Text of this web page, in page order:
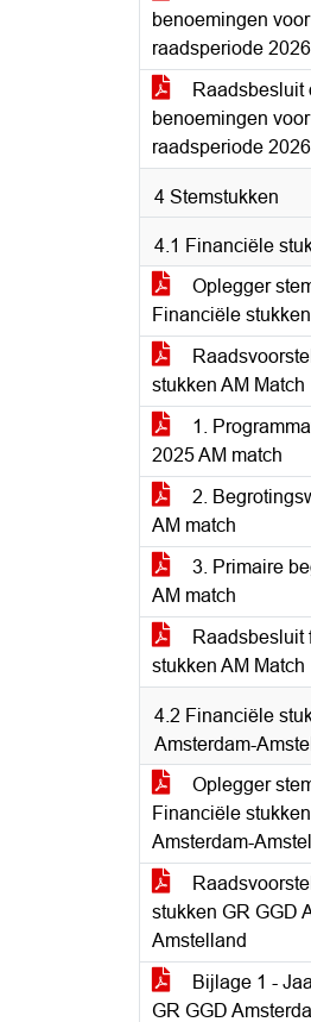
benoemingen
raadsperiode
Raadsbesluit
benoemingen
raadsperiode
4 Stemstukken
4.1 Financiële
Oplegger
Financiële
stukken AM Match
1.
2025 AM match
2.
AM match
3. Primaire
AM match
Raadsbesluit
stukken AM Match
4.2 Financiële
Amsterdam-
Oplegger
Financiële
Amsterdam-
stukken GR GGD
Amstelland
Bijlage 1 -
GR GGD